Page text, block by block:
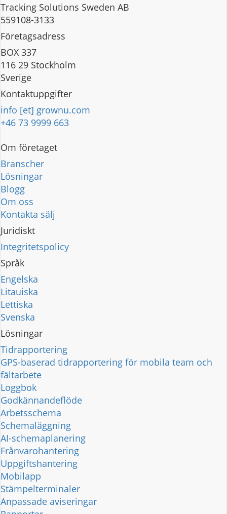
Tracking Solutions Sweden AB
559108-3133
Företagsadress
BOX 337
116 29 Stockholm
Sverige
Kontaktuppgifter
info [et] grownu.com
+46 73 9999 663
Om företaget
Branscher
Lösningar
Blogg
Om oss
Kontakta sälj
Juridiskt
Integritetspolicy
Språk
Engelska
Litauiska
Lettiska
Svenska
Lösningar
Tidrapportering
GPS-baserad tidrapportering för mobila team och
fältarbete
Loggbok
Godkännandeflöde
Arbetsschema
Schemaläggning
AI-schemaplanering
Frånvarohantering
Uppgiftshantering
Mobilapp
Stämpelterminaler
Anpassade aviseringar